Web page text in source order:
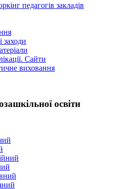
педагогів закладів
заходи
Сайти
виховання
освіти